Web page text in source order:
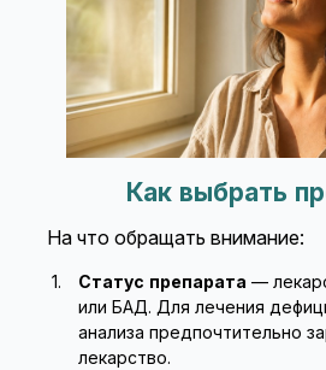
Как выбрать
На что обращать внимание:
Статус препарата —
или БАД. Для лечения
анализа предпочтительно
лекарство.